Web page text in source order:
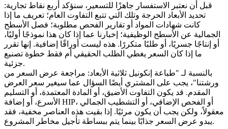
قبل أن نعتبر الاستفسار جاهزًا للتسعير، سنؤكد أربع نقاط تجارية:
تحديد الأبعاد الحرجة وتلك التي تتبع التفاوت العام؛ تعريف ما إذا
كانت شهادات المواد أو تقارير الفحص مطلوبة؛ فصل الأسطح
الجمالية عن الأسطح الوظيفية؛ إخبارنا عما إذا كان هذا نموذجًا أوليًا،
أو إنتاجًا جسريًا، أو طلبًا متكررًا. هذه ليست أوراقًا إضافية. إنها تقرر
ما إذا كان السعر يغطي الطلب الحقيقي أم فقط خطوة تصنيع
جزئية.
بالنسبة لـ "طباعة إنكونيل ثلاثية الأبعاد: مراجعة عرض السعر من
ورشتنا"، يجب على المشتري أيضًا السؤال عما سيغير سعر العرض
المقدم. قد يكون التفاوت الأضيق، أو المادة المعتمدة، أو التسليم
الأسرع، أو إضافة HIP، أو الفحص الإضافي، أو التشطيب الجمالي
معقولاً، ولكن يجب أن يكون مرئيًا. إذا بقيت هذه العناصر مخفية، فقد
يبدو عرض السعر جذابًا بينما يتم ببساطة تأجيل مخاطر المشروع.